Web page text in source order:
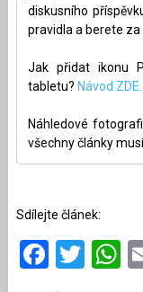
diskusního
pravidla a berete za
Jak přidat ikonu
tabletu? Návod ZDE.
Náhledové
všechny články
Sdílejte článek: